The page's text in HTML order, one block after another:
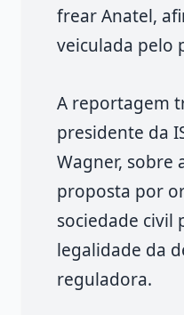
frear Anatel,
veiculada pelo
A reportagem
presidente da
Wagner, sobre
proposta por
sociedade civil
legalidade da
reguladora.